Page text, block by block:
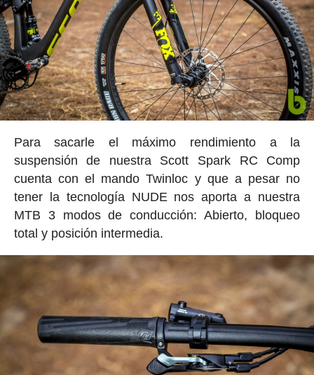
Para sacarle el máximo rendimiento a la
suspensión de nuestra Scott Spark RC Comp
cuenta con el mando Twinloc y que a pesar no
tener la tecnología NUDE nos aporta a nuestra
MTB 3 modos de conducción: Abierto, bloqueo
total y posición intermedia.